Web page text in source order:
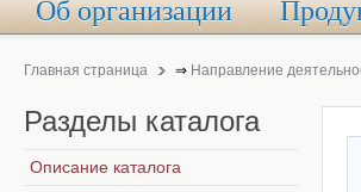
Об организации
Главная страница ⇒ Направление
Разделы каталога
Описание каталога